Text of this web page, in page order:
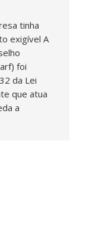
tinha
exigível A
foi
da Lei
que atua
a